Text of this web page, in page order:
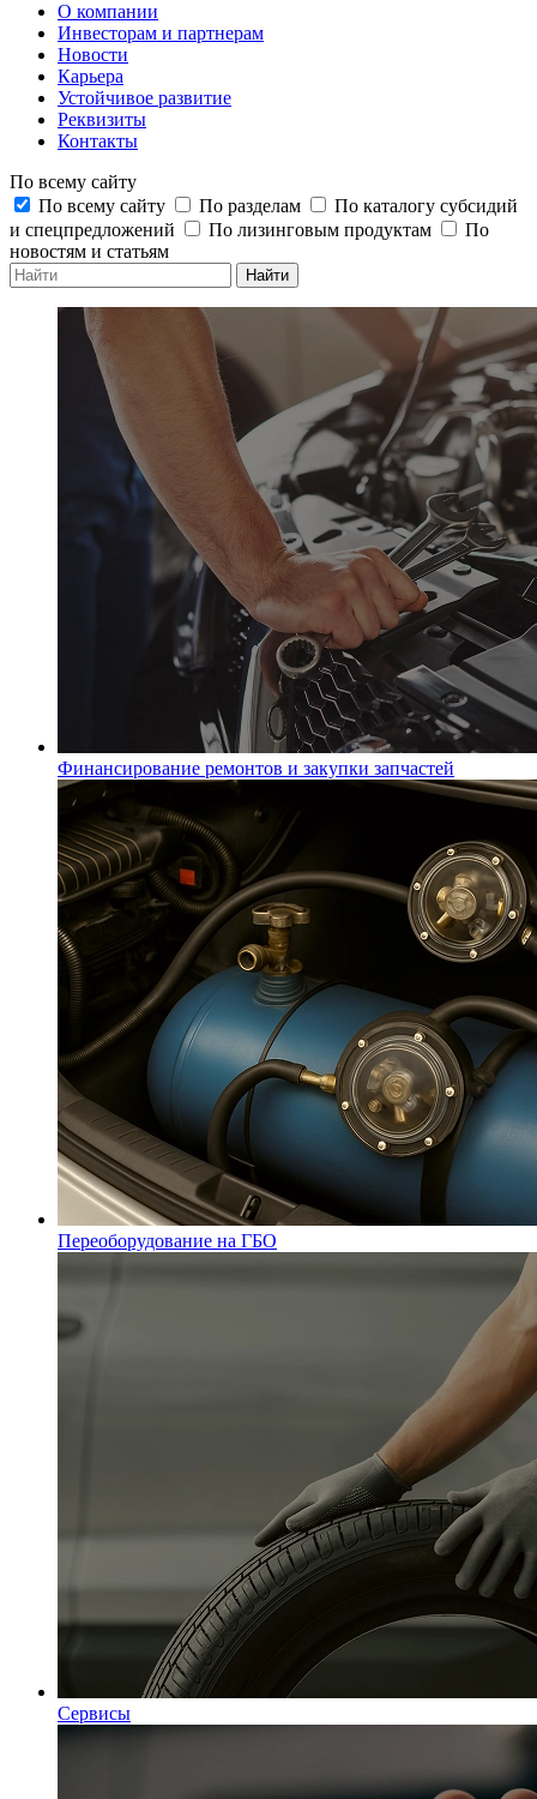
О компании
Инвесторам и партнерам
Новости
Карьера
Устойчивое развитие
Реквизиты
Контакты
По всему сайту
По всему сайту
По разделам
По каталогу субсидий
и спецпредложений
По лизинговым продуктам
По
новостям и статьям
Найти
Финансирование ремонтов и закупки запчастей
Переоборудование на ГБО
Сервисы